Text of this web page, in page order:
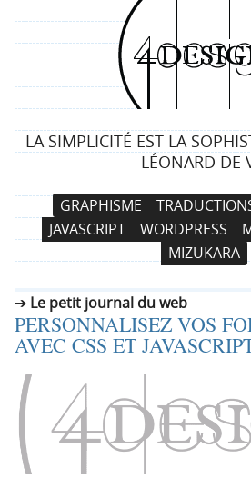
LA SIMPLICITÉ EST LA
— LÉONARD DE
a
t
i
n
r
a
u
c
n
e
n
GRAPHISME
JAVASCRIPT
WORDPRESS
MIZUKARA
Le petit journal du web
PERSONNALISEZ VOS
AVEC CSS ET